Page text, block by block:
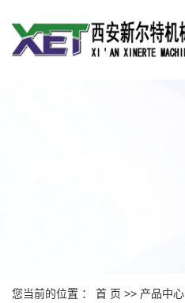
您当前的位置 ： 首 页 >> 产品中心